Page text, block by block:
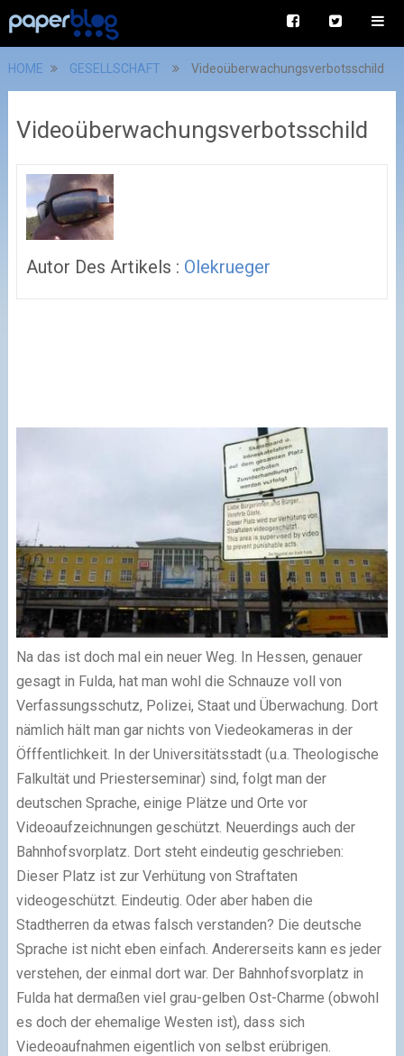
HOME GESELLSCHAFT Videoüberwachungsverbotsschild
Videoüberwachungsverbotsschild
Autor Des Artikels : Olekrueger
Na das ist doch mal ein neuer Weg. In Hessen, genauer
gesagt in Fulda, hat man wohl die Schnauze voll von
Verfassungsschutz, Polizei, Staat und Überwachung. Dort
nämlich hält man gar nichts von Viedeokameras in der
Öfffentlichkeit. In der Universitätsstadt (u.a. Theologische
Falkultät und Priesterseminar) sind, folgt man der
deutschen Sprache, einige Plätze und Orte vor
Videoaufzeichnungen geschützt. Neuerdings auch der
Bahnhofsvorplatz. Dort steht eindeutig geschrieben:
Dieser Platz ist zur Verhütung von Straftaten
videogeschützt. Eindeutig. Oder aber haben die
Stadtherren da etwas falsch verstanden? Die deutsche
Sprache ist nicht eben einfach. Andererseits kann es jeder
verstehen, der einmal dort war. Der Bahnhofsvorplatz in
Fulda hat dermaßen viel grau-gelben Ost-Charme (obwohl
es doch der ehemalige Westen ist), dass sich
Viedeoaufnahmen eigentlich von selbst erübrigen.